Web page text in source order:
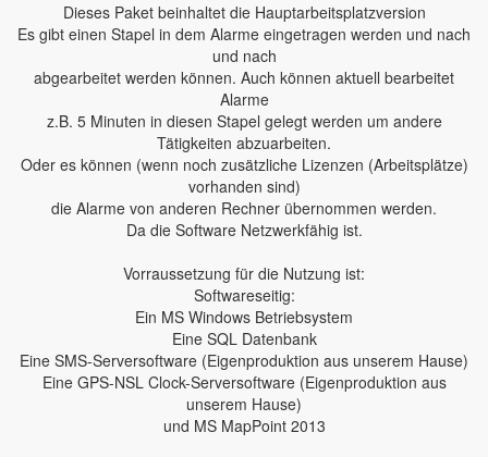
Dieses Paket beinhaltet die Hauptarbeitsplatzversion
Es gibt einen Stapel in dem Alarme eingetragen werden und nach
und nach
abgearbeitet werden können. Auch können aktuell bearbeitet
Alarme
z.B. 5 Minuten in diesen Stapel gelegt werden um andere
Tätigkeiten abzuarbeiten.
Oder es können (wenn noch zusätzliche Lizenzen (Arbeitsplätze)
vorhanden sind)
die Alarme von anderen Rechner übernommen werden.
Da die Software Netzwerkfähig ist.
Vorraussetzung für die Nutzung ist:
Softwareseitig:
Ein MS Windows Betriebsystem
Eine SQL Datenbank
Eine SMS-Serversoftware (Eigenproduktion aus unserem Hause)
Eine GPS-NSL Clock-Serversoftware (Eigenproduktion aus
unserem Hause)
und MS MapPoint 2013